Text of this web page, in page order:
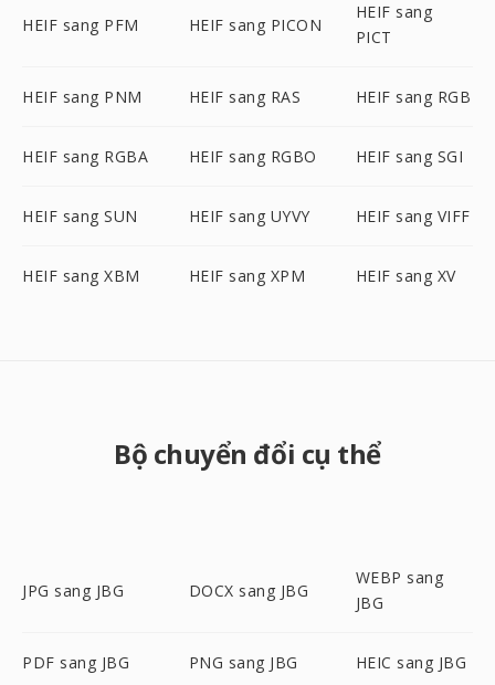
HEIF sang PFM HEIF sang PICON
HEIF sang
PICT
HEIF sang PNM HEIF sang RAS HEIF sang RGB
HEIF sang RGBA HEIF sang RGBO HEIF sang SGI
HEIF sang SUN HEIF sang UYVY HEIF sang VIFF
HEIF sang XBM HEIF sang XPM HEIF sang XV
Bộ chuyển đổi cụ thể
JPG sang JBG DOCX sang JBG
WEBP sang
JBG
PDF sang JBG PNG sang JBG HEIC sang JBG